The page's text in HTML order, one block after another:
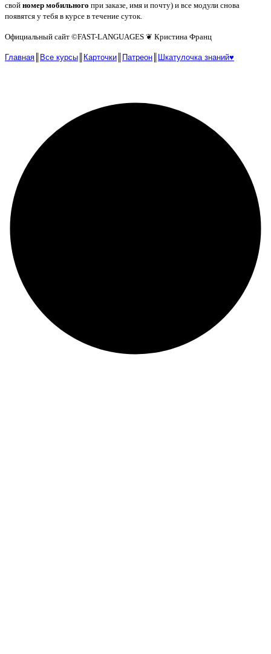
свой номер мобильного при заказе, имя и почту) и все модули снова
появятся у тебя в курсе в течение суток.
Официальный сайт ©️FAST-LANGUAGES ❦ Кристина Франц
Главная Все курсы Карточки Патреон Шкатулочка знаний♥︎